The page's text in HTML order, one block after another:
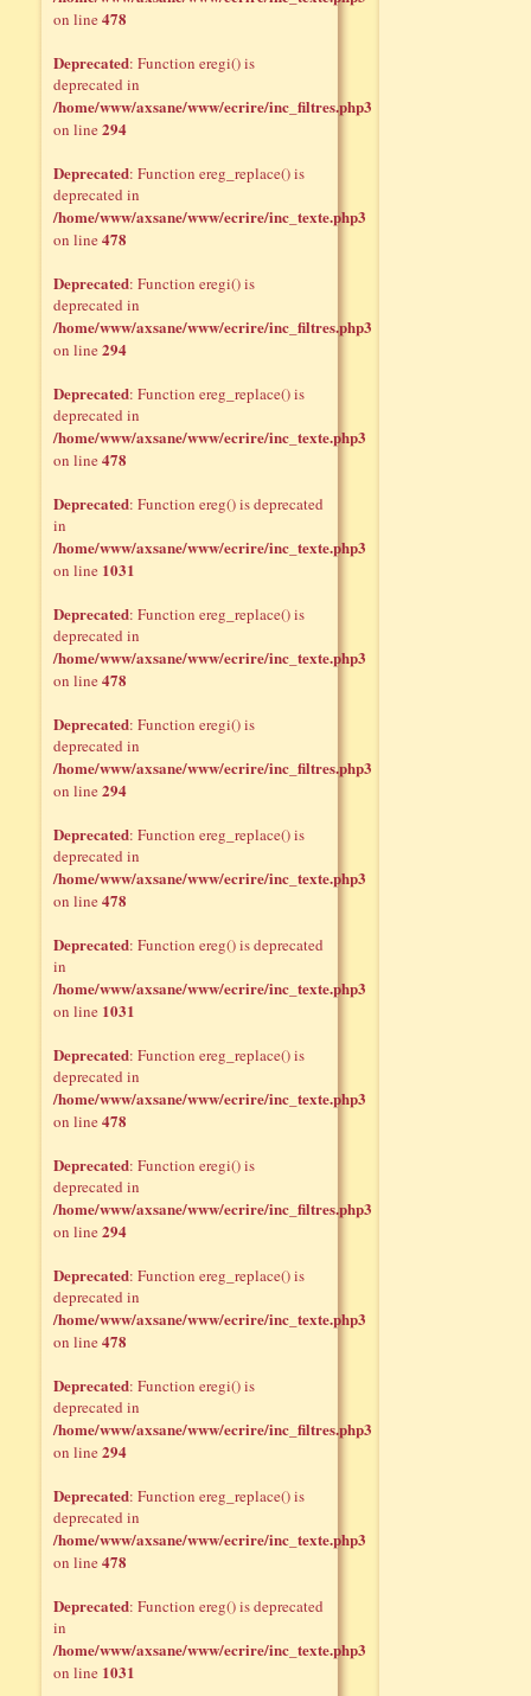
on line478
Deprecated: Function eregi() is
deprecated in
/home/www/axsane/www/ecrire/inc_filtres.php3
on line294
Deprecated: Function ereg_replace() is
deprecated in
/home/www/axsane/www/ecrire/inc_texte.php3
on line478
Deprecated: Function eregi() is
deprecated in
/home/www/axsane/www/ecrire/inc_filtres.php3
on line294
Deprecated: Function ereg_replace() is
deprecated in
/home/www/axsane/www/ecrire/inc_texte.php3
on line478
Deprecated: Function ereg() is deprecated
in
/home/www/axsane/www/ecrire/inc_texte.php3
on line 1031
Deprecated: Function ereg_replace() is
deprecated in
/home/www/axsane/www/ecrire/inc_texte.php3
on line478
Deprecated: Function eregi() is
deprecated in
/home/www/axsane/www/ecrire/inc_filtres.php3
on line294
Deprecated: Function ereg_replace() is
deprecated in
/home/www/axsane/www/ecrire/inc_texte.php3
on line478
Deprecated: Function ereg() is deprecated
in
/home/www/axsane/www/ecrire/inc_texte.php3
on line 1031
Deprecated: Function ereg_replace() is
deprecated in
/home/www/axsane/www/ecrire/inc_texte.php3
on line478
Deprecated: Function eregi() is
deprecated in
/home/www/axsane/www/ecrire/inc_filtres.php3
on line294
Deprecated: Function ereg_replace() is
deprecated in
/home/www/axsane/www/ecrire/inc_texte.php3
on line478
Deprecated: Function eregi() is
deprecated in
/home/www/axsane/www/ecrire/inc_filtres.php3
on line294
Deprecated: Function ereg_replace() is
deprecated in
/home/www/axsane/www/ecrire/inc_texte.php3
on line478
Deprecated: Function ereg() is deprecated
in
/home/www/axsane/www/ecrire/inc_texte.php3
on line 1031